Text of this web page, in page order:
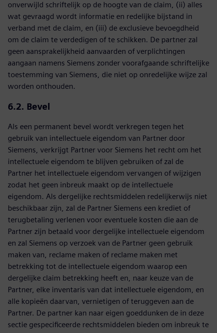
onverwijld schriftelijk op de hoogte van de claim, (ii) alles
wat gevraagd wordt informatie en redelijke bijstand in
verband met de claim, en (iii) de exclusieve bevoegdheid
om de claim te verdedigen of te schikken. De partner zal
geen aansprakelijkheid aanvaarden of verplichtingen
aangaan namens Siemens zonder voorafgaande schriftelijke
toestemming van Siemens, die niet op onredelijke wijze zal
worden onthouden.
6.2. Bevel
Als een permanent bevel wordt verkregen tegen het
gebruik van intellectuele eigendom van Partner door
Siemens, verkrijgt Partner voor Siemens het recht om het
intellectuele eigendom te blijven gebruiken of zal de
Partner het intellectuele eigendom vervangen of wijzigen
zodat het geen inbreuk maakt op de intellectuele
eigendom. Als dergelijke rechtsmiddelen redelijkerwijs niet
beschikbaar zijn, zal de Partner Siemens een krediet of
terugbetaling verlenen voor eventuele kosten die aan de
Partner zijn betaald voor dergelijke intellectuele eigendom
en zal Siemens op verzoek van de Partner geen gebruik
maken van, reclame maken of reclame maken met
betrekking tot de intellectuele eigendom waarop een
dergelijke claim betrekking heeft en, naar keuze van de
Partner, elke inventaris van dat intellectuele eigendom, en
alle kopieën daarvan, vernietigen of teruggeven aan de
Partner. De partner kan naar eigen goeddunken de in deze
sectie gespecificeerde rechtsmiddelen bieden om inbreuk te